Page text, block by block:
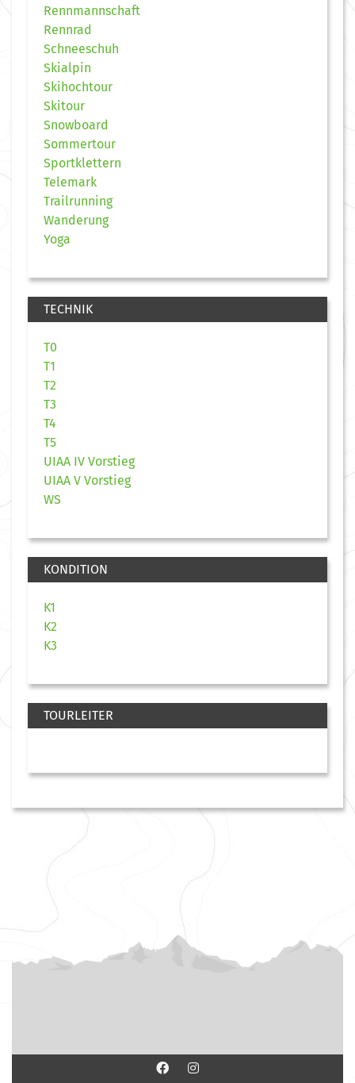
Rennmannschaft
Rennrad
Schneeschuh
Skialpin
Skihochtour
Skitour
Snowboard
Sommertour
Sportklettern
Telemark
Trailrunning
Wanderung
Yoga
TECHNIK
T0
T1
T2
T3
T4
T5
UIAA IV Vorstieg
UIAA V Vorstieg
WS
KONDITION
K1
K2
K3
TOURLEITER